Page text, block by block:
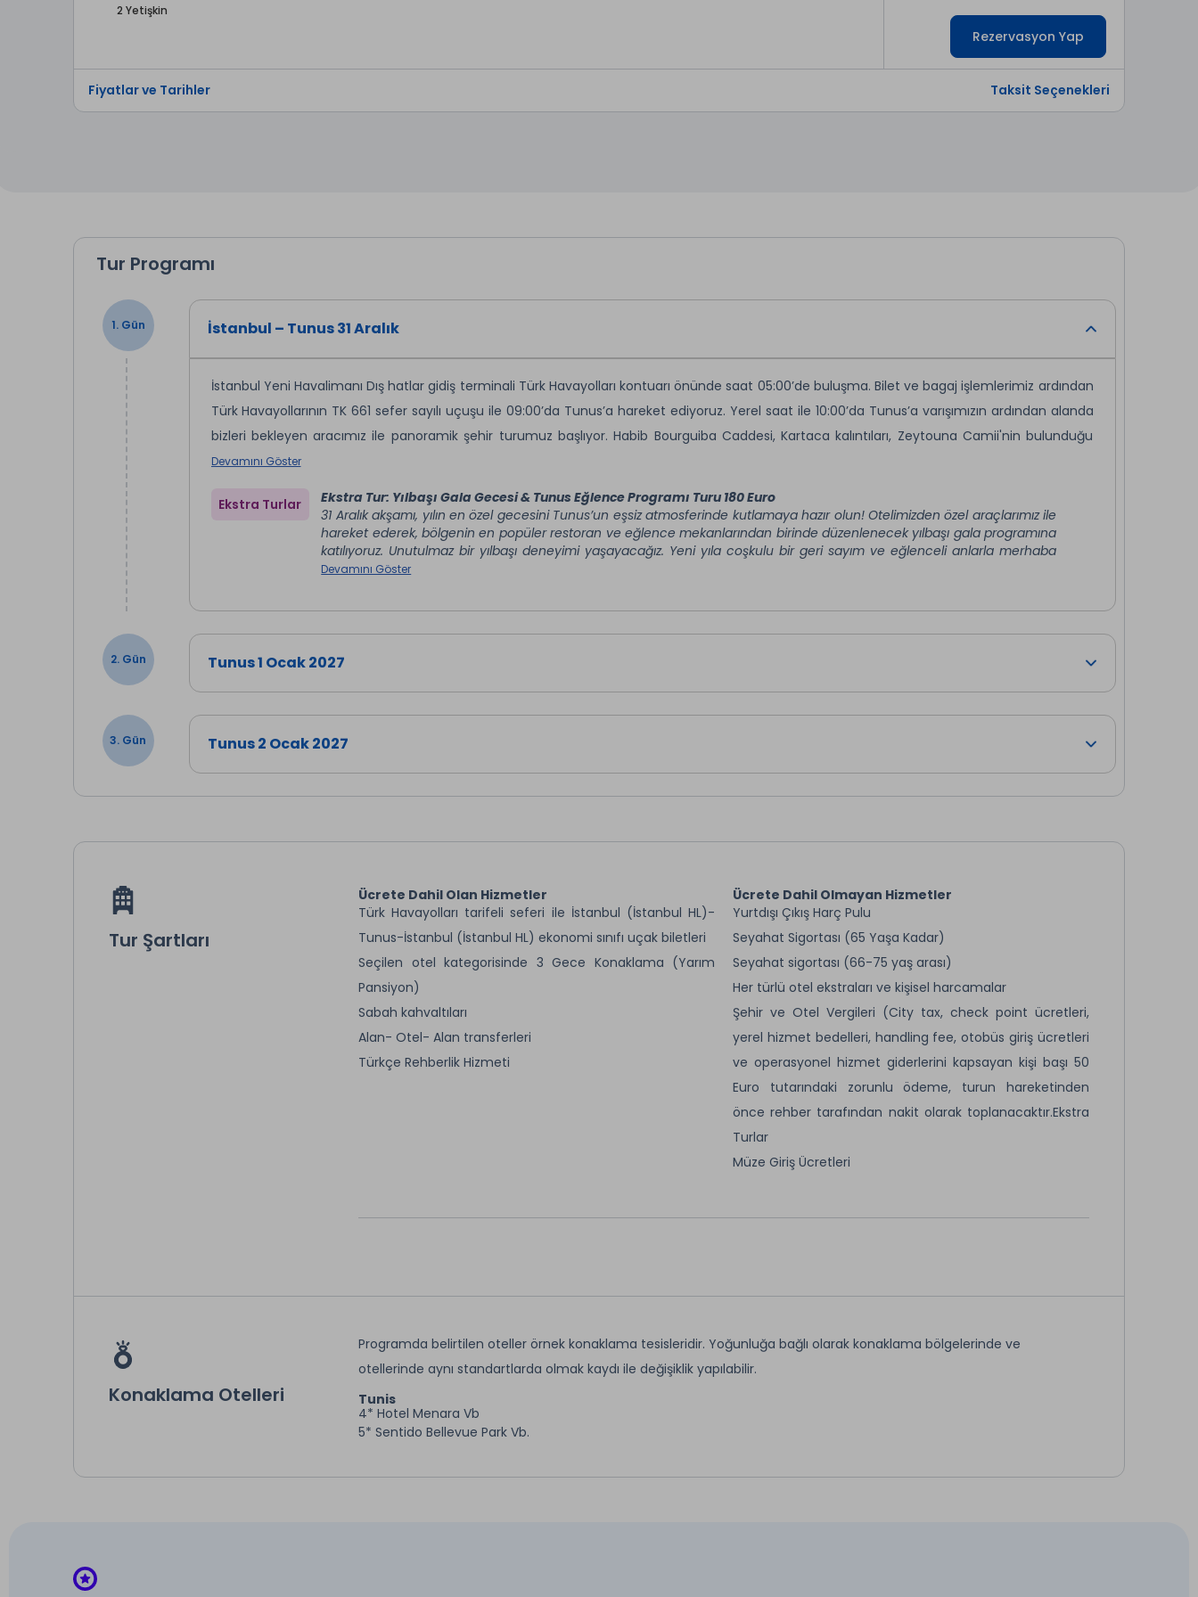
2 Yetişkin
Rezervasyon Yap
Fiyatlar ve Tarihler Taksit Seçenekleri
Tur Programı
1. Gün İstanbul – Tunus 31 Aralık
İstanbul Yeni Havalimanı Dış hatlar gidiş terminali Türk Havayolları kontuarı önünde saat 05:00’de buluşma. Bilet ve bagaj işlemlerimiz ardından
Türk Havayollarının TK 661 sefer sayılı uçuşu ile 09:00’da Tunus’a hareket ediyoruz. Yerel saat ile 10:00’da Tunus’a varışımızın ardından alanda
bizleri bekleyen aracımız ile panoramik şehir turumuz başlıyor. Habib Bourguiba Caddesi, Kartaca kalıntıları, Zeytouna Camii'nin bulunduğu
Medina bölgesi ve koloniyal mimarisiyle dikkat çeken Fransız mahallesi gibi önemli noktaları dışarıdan görme fırsatı bulacağızDaha sonra, deniz
ediyoruz. Otele giriş işlemlerimiz sonrasında serbest zaman akşam yemeği otelinizde. Dileyen misafirlerimiz ekstra olarak düzenlenecek olan
Yılbaşı Gala Gecesi & Tunus Eğlence Programı turumuza katılabilirler. Geceleme otelimizde.
Devamını Göster
Ekstra Turlar
Ekstra Tur: Yılbaşı Gala Gecesi & Tunus Eğlence Programı Turu 180 Euro
31 Aralık akşamı, yılın en özel gecesini Tunus’un eşsiz atmosferinde kutlamaya hazır olun! Otelimizden özel araçlarımız ile
hareket ederek, bölgenin en popüler restoran ve eğlence mekanlarından birinde düzenlenecek yılbaşı gala programına
katılıyoruz. Unutulmaz bir yılbaşı deneyimi yaşayacağız. Yeni yıla coşkulu bir geri sayım ve eğlenceli anlarla merhaba
dedikten sonra, program bitiminde otelimize transfer sağlanacaktır. (Katılım sağlayacak misafirlerin tur tarihine yakın
Devamını Göster
2. Gün Tunus 1 Ocak 2027
3. Gün Tunus 2 Ocak 2027
Tur Şartları
Ücrete Dahil Olan Hizmetler
Türk Havayolları tarifeli seferi ile İstanbul (İstanbul HL)-
Tunus-İstanbul (İstanbul HL) ekonomi sınıfı uçak biletleri
Seçilen otel kategorisinde 3 Gece Konaklama (Yarım
Pansiyon)
Sabah kahvaltıları
Alan- Otel- Alan transferleri
Türkçe Rehberlik Hizmeti
Ücrete Dahil Olmayan Hizmetler
Yurtdışı Çıkış Harç Pulu
Seyahat Sigortası (65 Yaşa Kadar)
Seyahat sigortası (66-75 yaş arası)
Her türlü otel ekstraları ve kişisel harcamalar
Şehir ve Otel Vergileri (City tax, check point ücretleri,
yerel hizmet bedelleri, handling fee, otobüs giriş ücretleri
ve operasyonel hizmet giderlerini kapsayan kişi başı 50
Euro tutarındaki zorunlu ödeme, turun hareketinden
önce rehber tarafından nakit olarak toplanacaktır.Ekstra
Turlar
Müze Giriş Ücretleri
Konaklama Otelleri
Programda belirtilen oteller örnek konaklama tesisleridir. Yoğunluğa bağlı olarak konaklama bölgelerinde ve
otellerinde aynı standartlarda olmak kaydı ile değişiklik yapılabilir.
Tunis
4* Hotel Menara Vb
5* Sentido Bellevue Park Vb.